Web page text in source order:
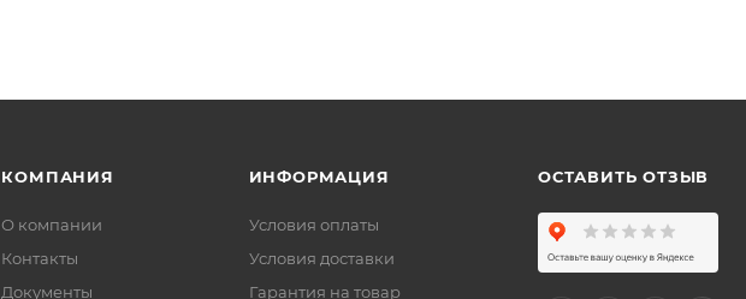
КОМПАНИЯ
О компании
Контакты
Документы
ИНФОРМАЦИЯ
Условия оплаты
Условия доставки
Гарантия на товар
ОСТАВИТЬ ОТЗЫВ